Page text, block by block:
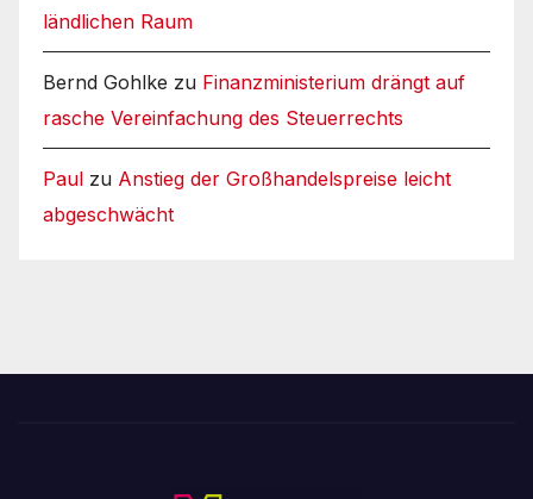
ländlichen Raum
Bernd Gohlke zu Finanzministerium drängt auf
rasche Vereinfachung des Steuerrechts
Paul zu Anstieg der Großhandelspreise leicht
abgeschwächt